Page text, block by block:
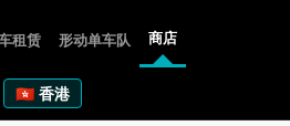
租赁 形动单车队 商店
🇭🇰 香港